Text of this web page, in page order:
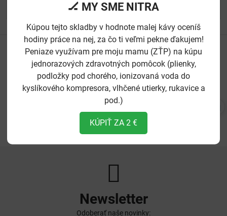
ĎAKUJEME VŠETKÝM NAŠIM PODPOROVATEĽOM - BEZ VÁS BY
SME NEBOLI
Newsletter
Odoberať naše novinky:
🏒 MY SME NITRA
Kúpou tejto skladby v hodnote malej kávy oceníš
hodiny práce na nej, za čo ti veľmi pekne ďakujem!
Peniaze využívam pre moju mamu (ZŤP) na kúpu
jednorazových zdravotných pomôcok (plienky,
podložky pod chorého, ionizovaná voda do
kyslíkového kompresora, vlhčené utierky, rukavice a
pod.)
KÚPIŤ ZA 2 €